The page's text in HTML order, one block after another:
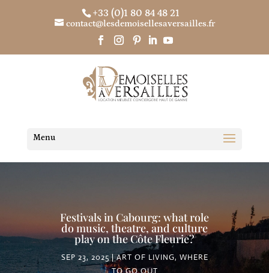
+33 (0)1 80 84 48 21
contact@lesdemoisellesaversailles.fr
Festivals in Cabourg: what role
do music, theatre, and culture
play on the Côte Fleurie?
SEP 23, 2025 ART OF LIVING, WHERE
TO GO OUT